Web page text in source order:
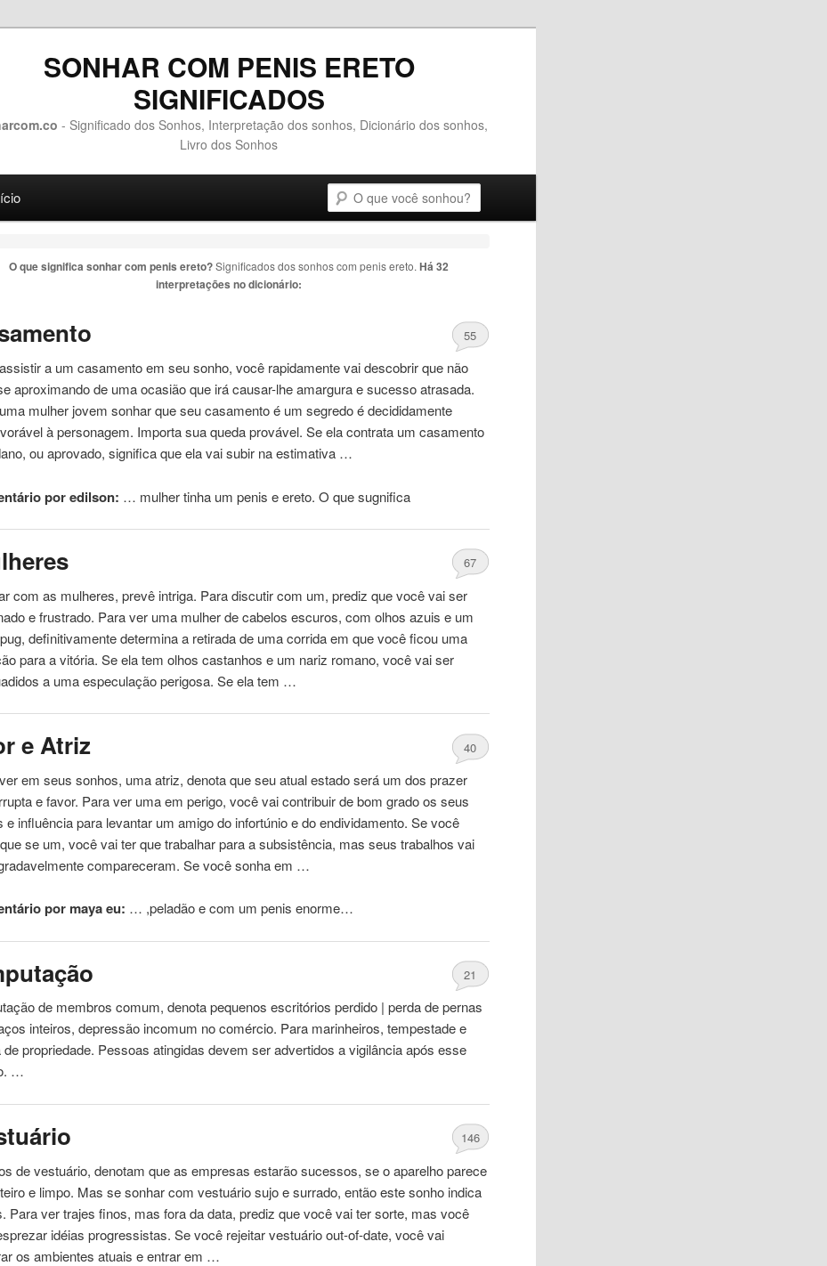
SONHAR COM PENIS ERETO
SIGNIFICADOS
- Significado dos Sonhos, Interpretação dos sonhos, Dicionário dos sonhos,
Livro dos Sonhos
o conteúdo principal
o conteúdo secundário
O que significa sonhar com penis ereto?Significados dos sonhos com penis ereto.Há 32
interpretações no dicionário:
55
a um casamento em seu sonho, você rapidamente vai descobrir que não
aproximando de uma ocasião que irá causar-lhe amargura e sucesso atrasada.
mulher jovem sonhar que seu casamento é um segredo é decididamente
à personagem. Importa sua queda provável. Se ela contrata um casamento
ou aprovado, significa que ela vai subir na estimativa …
por edilson: … mulher tinha umpenis eereto. O que sugnifica
67
com as mulheres, prevê intriga. Para discutir com um, prediz que você vai ser
e frustrado. Para ver uma mulher de cabelos escuros, com olhos azuis e um
definitivamente determina a retirada de uma corrida em que você ficou uma
para a vitória. Se ela tem olhos castanhos e um nariz romano, você vai ser
a uma especulação perigosa. Se ela tem …
e Atriz 40
em seus sonhos, uma atriz, denota que seu atual estado será um dos prazer
e favor. Para ver uma em perigo, você vai contribuir de bom grado os seus
e influência para levantar um amigo do infortúnio e do endividamento. Se você
se um, você vai ter que trabalhar para a subsistência, mas seus trabalhos vai
compareceram. Se você sonha em …
por maya eu: … ,peladão e com umpenis enorme…
21
de membros comum, denota pequenos escritórios perdido | perda de pernas
inteiros, depressão incomum no comércio. Para marinheiros, tempestade e
de propriedade. Pessoas atingidas devem ser advertidos a vigilância após esse
…
146
de vestuário, denotam que as empresas estarão sucessos, se o aparelho parece
e limpo. Mas se sonhar com vestuário sujo e surrado, então este sonho indica
Para ver trajes finos, mas fora da data, prediz que você vai ter sorte, mas você
idéias progressistas. Se você rejeitar vestuário out-of-date, você vai
os ambientes atuais e entrar em …